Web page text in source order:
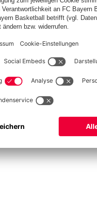
Schach Schiedsrichter
Nutzungsbedingungen